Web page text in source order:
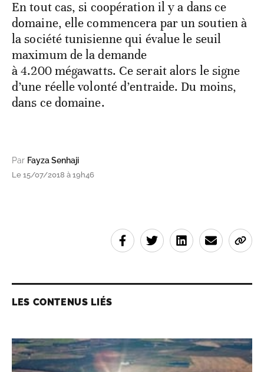
En tout cas, si coopération il y a dans ce
domaine, elle commencera par un soutien à
la société tunisienne qui évalue le seuil
maximum de la demande
à 4.200 mégawatts. Ce serait alors le signe
d’une réelle volonté d’entraide. Du moins,
dans ce domaine.
Par Fayza Senhaji
Le 15/07/2018 à 19h46
LES CONTENUS LIÉS